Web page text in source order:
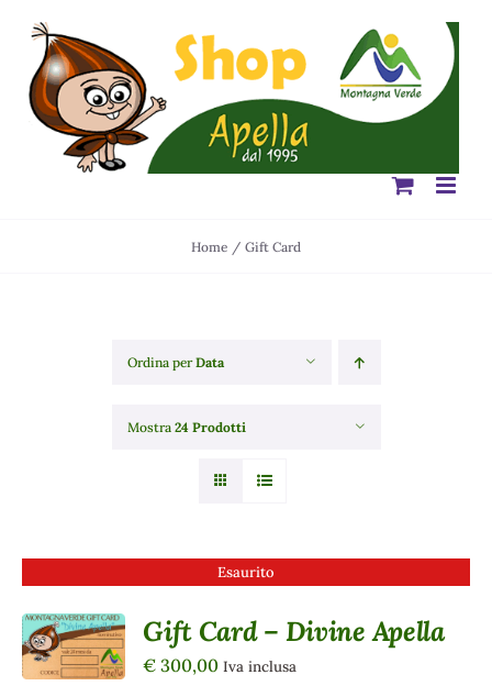
contenuto
Home Gift Card
Ordina perData
Mostra 24 Prodotti
Esaurito
DETTAGLI
Gift Card – Divine Apella
€ 300,00 Iva inclusa